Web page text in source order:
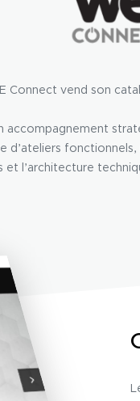
Connect vend son
accompagnement
d’ateliers
et l’architecture